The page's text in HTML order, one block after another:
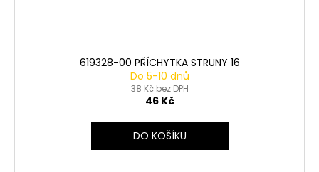
619328-00 PŘÍCHYTKA STRUNY 16
Do 5-10 dnů
38 Kč bez DPH
46 Kč
DO KOŠÍKU